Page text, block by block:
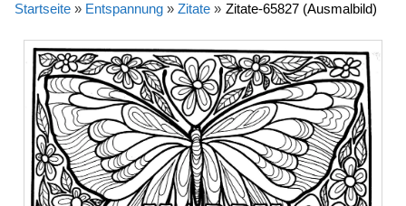
Startseite » Entspannung » Zitate » Zitate-65827 (Ausmalbild)